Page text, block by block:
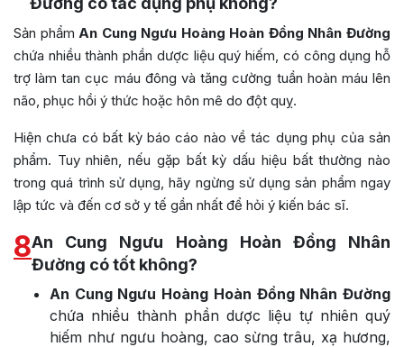
Sản phẩm An Cung Ngưu Hoàng Hoàn Đồng Nhân Đường
chứa nhiều thành phần dược liệu quý hiếm, có công dụng hỗ
trợ làm tan cục máu đông và tăng cường tuần hoàn máu lên
não, phục hồi ý thức hoặc hôn mê do đột quỵ.
Hiện chưa có bất kỳ báo cáo nào về tác dụng phụ của sản
phẩm. Tuy nhiên, nếu gặp bất kỳ dấu hiệu bất thường nào
trong quá trình sử dụng, hãy ngừng sử dụng sản phẩm ngay
lập tức và đến cơ sở y tế gần nhất để hỏi ý kiến ​​bác sĩ.
8An Cung Ngưu Hoàng Hoàn Đồng Nhân
Đường có tốt không?
An Cung Ngưu Hoàng Hoàn Đồng Nhân Đường
chứa nhiều thành phần dược liệu tự nhiên quý
hiếm như ngưu hoàng, cao sừng trâu, xạ hương,